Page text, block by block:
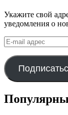
Укажите свой
уведомления о
E-
mail
адрес